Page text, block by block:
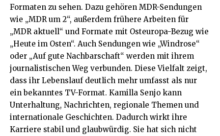
Formaten zu sehen. Dazu gehören MDR-Sendungen
wie „MDR um 2“, außerdem frühere Arbeiten für
„MDR aktuell“ und Formate mit Osteuropa-Bezug wie
„Heute im Osten“. Auch Sendungen wie „Windrose“
oder „Auf gute Nachbarschaft“ werden mit ihrem
journalistischen Weg verbunden. Diese Vielfalt zeigt,
dass ihr Lebenslauf deutlich mehr umfasst als nur
ein bekanntes TV-Format. Kamilla Senjo kann
Unterhaltung, Nachrichten, regionale Themen und
internationale Geschichten. Dadurch wirkt ihre
Karriere stabil und glaubwürdig. Sie hat sich nicht